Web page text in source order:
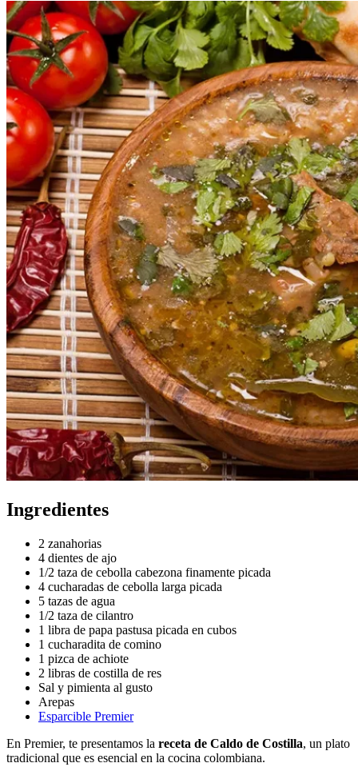
Ingredientes
2 zanahorias
4 dientes de ajo
1/2 taza de cebolla cabezona finamente picada
4 cucharadas de cebolla larga picada
5 tazas de agua
1/2 taza de cilantro
1 libra de papa pastusa picada en cubos
1 cucharadita de comino
1 pizca de achiote
2 libras de costilla de res
Sal y pimienta al gusto
Arepas
Esparcible Premier
En Premier, te presentamos la receta de Caldo de Costilla, un plato
tradicional que es esencial en la cocina colombiana.